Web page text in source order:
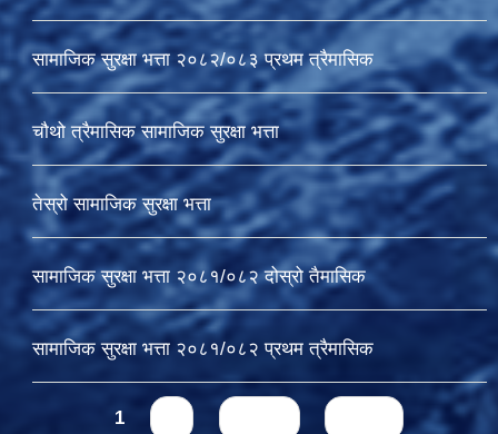
सामाजिक सुरक्षा भत्ता २०८२/०८३ प्रथम त्रैमासिक
चौथो त्रैमासिक सामाजिक सुरक्षा भत्ता
तेस्रो सामाजिक सुरक्षा भत्ता
सामाजिक सुरक्षा भत्ता २०८१/०८२ दोस्रो तैमासिक
सामाजिक सुरक्षा भत्ता २०८१/०८२ प्रथम त्रैमासिक
Pages1